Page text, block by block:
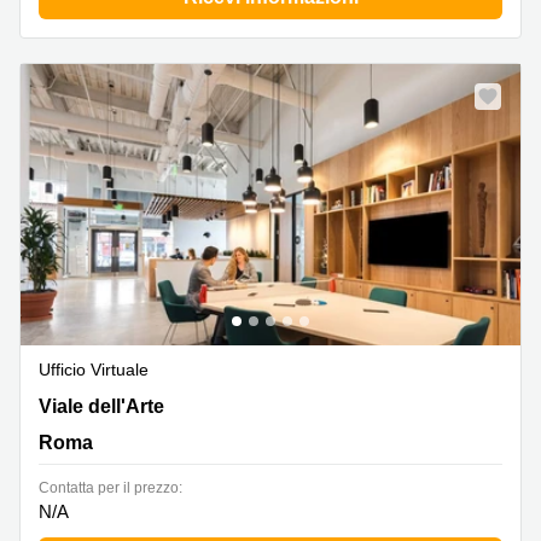
Ufficio Virtuale
Viale dell'Arte 25,Eur, Roma
Viale dell'Arte
Roma
Сontatta per il prezzo:
N/A